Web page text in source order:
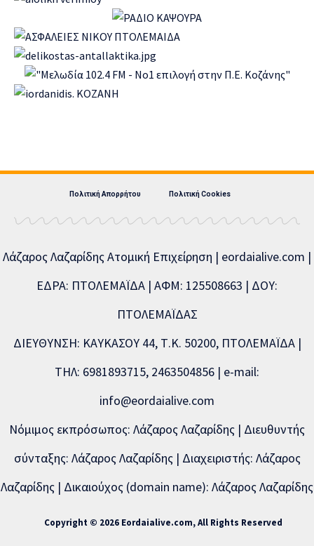
Πολιτική Απορρήτου Πολιτική Cookies
Λάζαρος Λαζαρίδης Ατομική Επιχείρηση | eordaialive.com |
ΕΔΡΑ: ΠΤΟΛΕΜΑΪΔΑ | ΑΦΜ: 125508663 | ΔΟΥ:
ΠΤΟΛΕΜΑΪΔΑΣ
ΔΙΕΥΘΥΝΣΗ: ΚΑΥΚΑΣΟΥ 44, Τ.Κ. 50200, ΠΤΟΛΕΜΑΪΔΑ |
ΤΗΛ: 6981893715, 2463504856 | e-mail:
info@eordaialive.com
Νόμιμος εκπρόσωπος: Λάζαρος Λαζαρίδης | Διευθυντής
σύνταξης: Λάζαρος Λαζαρίδης | Διαχειριστής: Λάζαρος
Λαζαρίδης | Δικαιούχος (domain name): Λάζαρος Λαζαρίδης
Copyright © 2026 Eordaialive.com, All Rights Reserved